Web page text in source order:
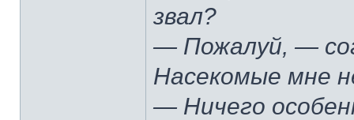
звал?
— Пожалуй, —
Насекомые мне
— Ничего